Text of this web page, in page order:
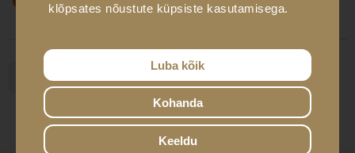
klõpsates nõustute küpsiste kasutamisega.
Luba kõik
Kohanda
Keeldu
© Luxador Eesti OÜ, 2026
Developed byIt Solutions Group